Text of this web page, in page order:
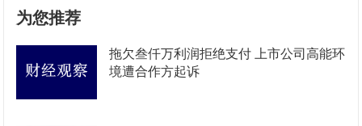
为您推荐
拖欠叁仟万利润拒绝支付 上市公司高能环
境遭合作方起诉